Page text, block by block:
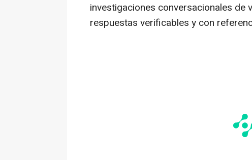
investigaciones conversacionales
respuestas verificables y con